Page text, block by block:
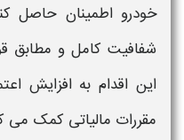
خودرو اطمینان حاصل
شفافیت کامل و مطابق
این اقدام به افزایش
مقررات مالیاتی کمک می